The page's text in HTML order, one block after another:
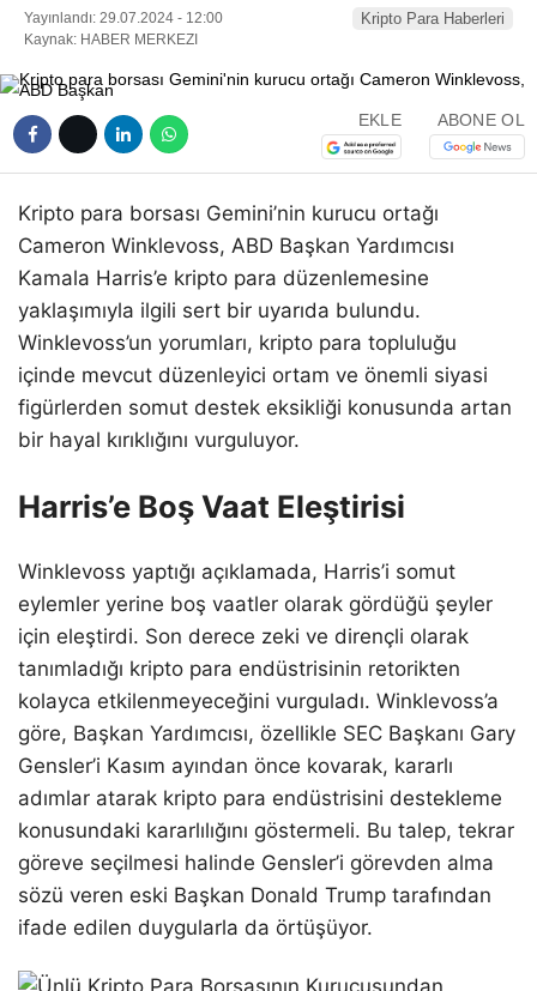
Yayınlandı: 29.07.2024 - 12:00
Kaynak: HABER MERKEZI
Kripto Para Haberleri
EKLE ABONE OL
Kripto para borsası Gemini’nin kurucu ortağı
Cameron Winklevoss, ABD Başkan Yardımcısı
Kamala Harris’e kripto para düzenlemesine
yaklaşımıyla ilgili sert bir uyarıda bulundu.
Winklevoss’un yorumları, kripto para topluluğu
içinde mevcut düzenleyici ortam ve önemli siyasi
figürlerden somut destek eksikliği konusunda artan
bir hayal kırıklığını vurguluyor.
Harris’e Boş Vaat Eleştirisi
Winklevoss yaptığı açıklamada, Harris’i somut
eylemler yerine boş vaatler olarak gördüğü şeyler
için eleştirdi. Son derece zeki ve dirençli olarak
tanımladığı kripto para endüstrisinin retorikten
kolayca etkilenmeyeceğini vurguladı. Winklevoss’a
göre, Başkan Yardımcısı, özellikle SEC Başkanı Gary
Gensler’i Kasım ayından önce kovarak, kararlı
adımlar atarak kripto para endüstrisini destekleme
konusundaki kararlılığını göstermeli. Bu talep, tekrar
göreve seçilmesi halinde Gensler’i görevden alma
sözü veren eski Başkan Donald Trump tarafından
ifade edilen duygularla da örtüşüyor.